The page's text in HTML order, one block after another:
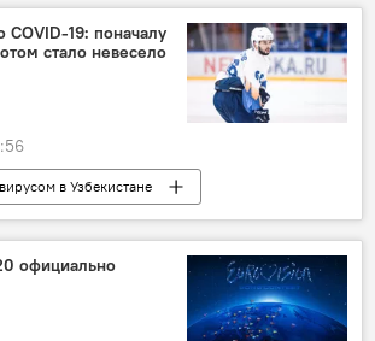
Агриппина Шин
19: поначалу
стало невесело
в Узбекистане
в ВХЛ
В Узбекистане
официально